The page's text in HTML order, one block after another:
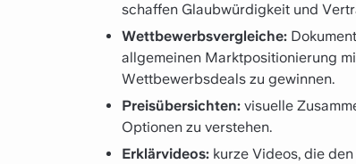
schaffen Glaubwürdigkeit und
Wettbewerbsvergleiche:
allgemeinen Marktpositionierung
Wettbewerbsdeals zu gewinnen.
Preisübersichten: visuelle
Optionen zu verstehen.
Erklärvideos: kurze Videos, die